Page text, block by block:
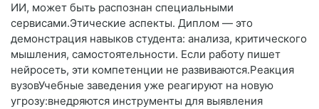
ИИ, может быть распознан специальными
сервисами.Этические аспекты. Диплом — это
демонстрация навыков студента: анализа, критического
мышления, самостоятельности. Если работу пишет
нейросеть, эти компетенции не развиваются.Реакция
вузовУчебные заведения уже реагируют на новую
угрозу:внедряются инструменты для выявления